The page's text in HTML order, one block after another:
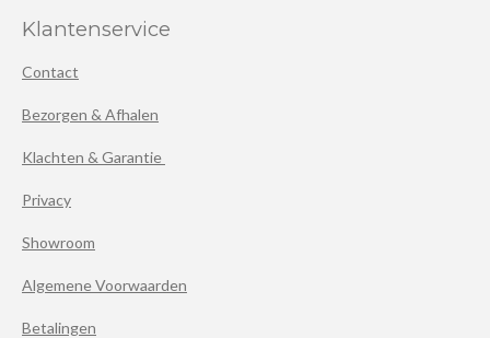
Klantenservice
Contact
Bezorgen & Afhalen
Klachten & Garantie
Privacy
Showroom
Algemene Voorwaarden
Betalingen